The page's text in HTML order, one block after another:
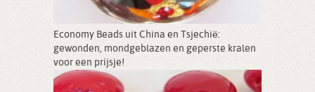
Economy Beads uit China en Tsjechië:
gewonden, mondgeblazen en geperste kralen
voor een prijsje!